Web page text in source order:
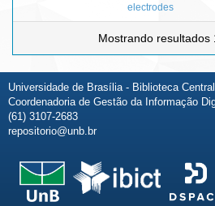
electrodes
Mostrando resultados
Universidade de Brasília - Biblioteca Central
Coordenadoria de Gestão da Informação
(61) 3107-2683
repositorio@unb.br